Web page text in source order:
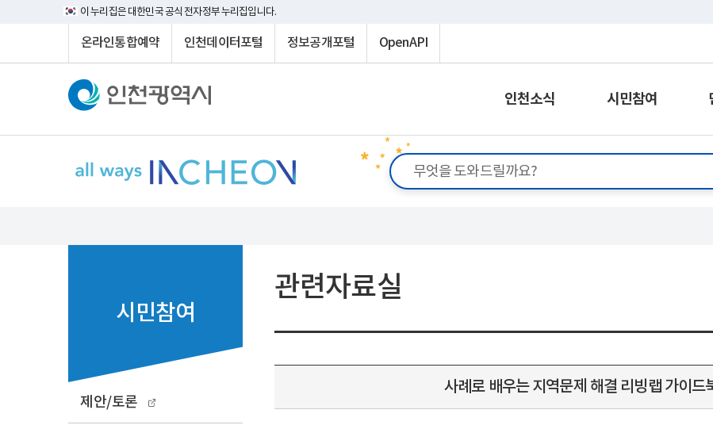
이 누리집은 대한민국 공식 전자정부 누리집입니다.
온라인통합예약 인천데이터포털 정보공개포털 OpenAPI
인천소식 시민참여
시민참여
제안/토론
관련자료실
사례로 배우는 지역문제 해결 리빙랩 가이드